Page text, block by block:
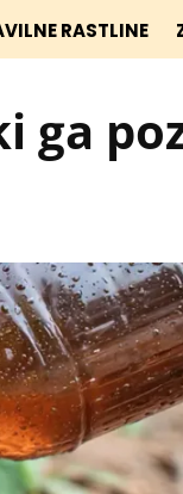
RASTLINE
ga